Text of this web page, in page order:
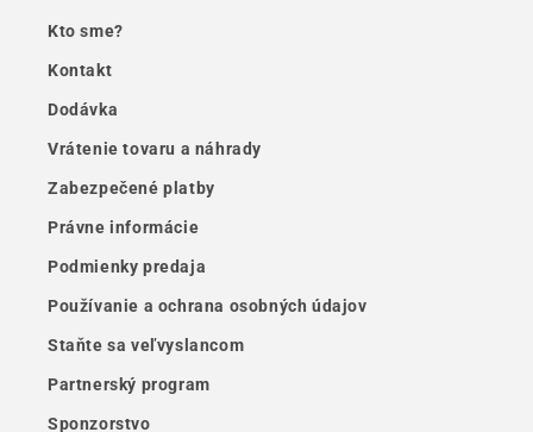
Kto sme?
Kontakt
Dodávka
Vrátenie tovaru a náhrady
Zabezpečené platby
Právne informácie
Podmienky predaja
Používanie a ochrana osobných údajov
Staňte sa veľvyslancom
Partnerský program
Sponzorstvo